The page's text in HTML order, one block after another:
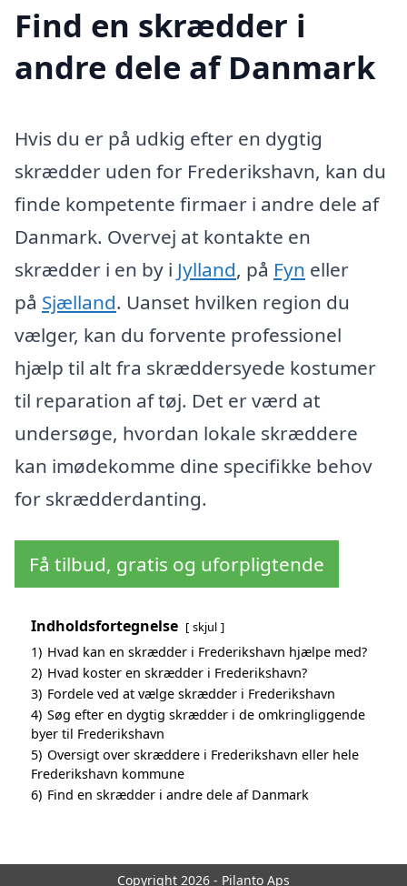
Find en skrædder i
andre dele af Danmark
Hvis du er på udkig efter en dygtig
skrædder uden for Frederikshavn, kan du
finde kompetente firmaer i andre dele af
Danmark. Overvej at kontakte en
skrædder i en by i Jylland, på Fyn eller
på Sjælland. Uanset hvilken region du
vælger, kan du forvente professionel
hjælp til alt fra skræddersyede kostumer
til reparation af tøj. Det er værd at
undersøge, hvordan lokale skræddere
kan imødekomme dine specifikke behov
for skrædderdanting.
Få tilbud, gratis og uforpligtende
Indholdsfortegnelse skjul
1) Hvad kan en skrædder i Frederikshavn hjælpe med?
2) Hvad koster en skrædder i Frederikshavn?
3) Fordele ved at vælge skrædder i Frederikshavn
4) Søg efter en dygtig skrædder i de omkringliggende
byer til Frederikshavn
5) Oversigt over skræddere i Frederikshavn eller hele
Frederikshavn kommune
6) Find en skrædder i andre dele af Danmark
Copyright 2026 - Pilanto Aps